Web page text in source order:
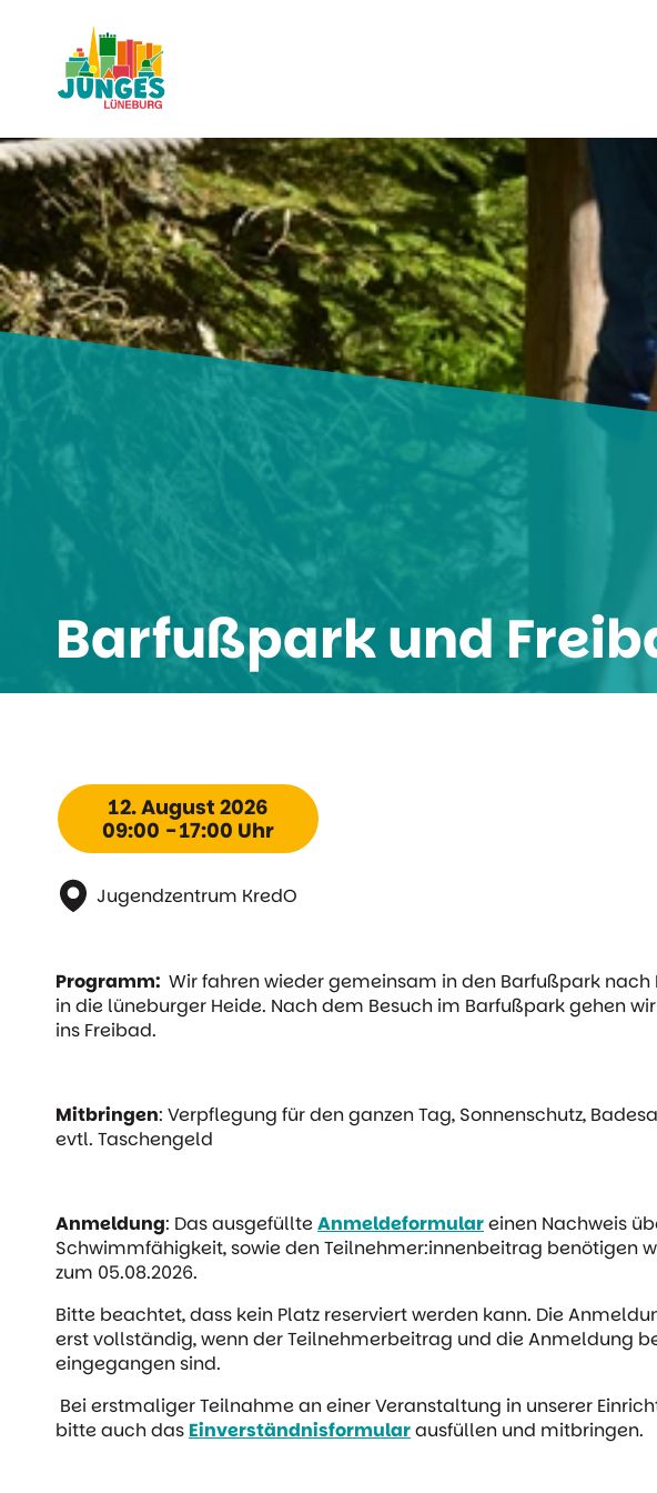
Barfußpark und
12. August 2026
09:00 - 17:00 Uhr
Jugendzentrum KredO
Programm: Wir fahren wieder gemeinsam in den Barfußpark nach
in die lüneburger Heide. Nach dem Besuch im Barfußpark gehen
ins Freibad.
Mitbringen: Verpflegung für den ganzen Tag, Sonnenschutz,
evtl. Taschengeld
Anmeldung: Das ausgefüllteAnmeldeformulareinen Nachweis
Schwimmfähigkeit, sowie den Teilnehmer:innenbeitrag benötigen
zum 05.08.2026.
Bitte beachtet, dass kein Platz reserviert werden kann. Die
erst vollständig, wenn der Teilnehmerbeitrag und die Anmeldung
eingegangen sind.
Bei erstmaliger Teilnahme an einer Veranstaltung in unserer
bitte auch das Einverständnisformularausfüllen und mitbringen.